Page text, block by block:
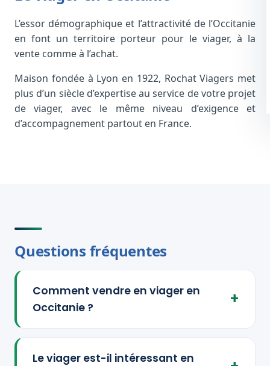
L’essor démographique et l’attractivité de l’Occitanie
en font un territoire porteur pour le viager, à la
vente comme à l’achat.
Maison fondée à Lyon en 1922, Rochat Viagers met
plus d’un siècle d’expertise au service de votre projet
de viager, avec le même niveau d’exigence et
d’accompagnement partout en France.
Questions fréquentes
Comment vendre en viager en
Occitanie ?
Le viager est-il intéressant en